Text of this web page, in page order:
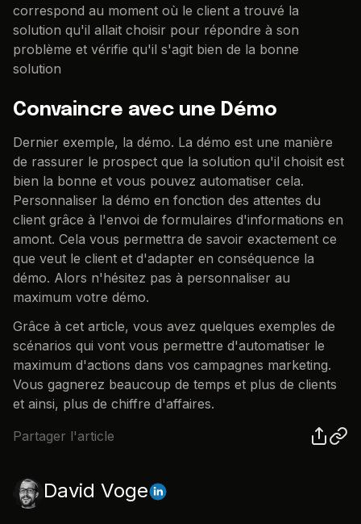
correspond au moment où le client a trouvé la
solution qu'il allait choisir pour répondre à son
problème et vérifie qu'il s'agit bien de la bonne
solution
Convaincre avec une Démo
Dernier exemple, la démo. La démo est une manière
de rassurer le prospect que la solution qu'il choisit est
bien la bonne et vous pouvez automatiser cela.
Personnaliser la démo en fonction des attentes du
client grâce à l'envoi de formulaires d'informations en
amont. Cela vous permettra de savoir exactement ce
que veut le client et d'adapter en conséquence la
démo. Alors n'hésitez pas à personnaliser au
maximum votre démo.
Grâce à cet article, vous avez quelques exemples de
scénarios qui vont vous permettre d'automatiser le
maximum d'actions dans vos campagnes marketing.
Vous gagnerez beaucoup de temps et plus de clients
et ainsi, plus de chiffre d'affaires.
Partager l'article
David Voge